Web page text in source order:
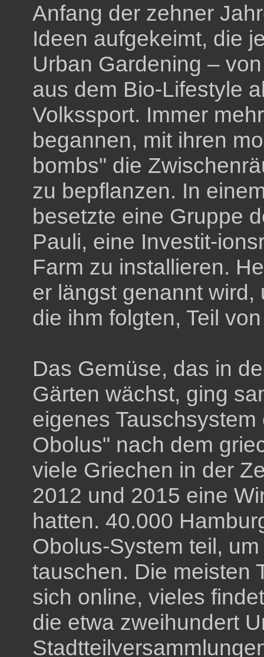
Anfang der zehner
Ideen aufgekeimt, die
Urban Gardening –
aus dem Bio-Lifestyle
Volkssport. Immer
begannen, mit ihren
bombs" die
zu bepflanzen. In
besetzte eine Gruppe
Pauli, eine Investit-
Farm zu installieren.
er längst genannt
die ihm folgten, Teil
Das Gemüse, das in
Gärten wächst, ging
eigenes
Obolus" nach dem
viele Griechen in der
2012 und 2015 eine
hatten. 40.000
Obolus-System teil,
tauschen. Die meisten
sich online, vieles
die etwa zweihundert